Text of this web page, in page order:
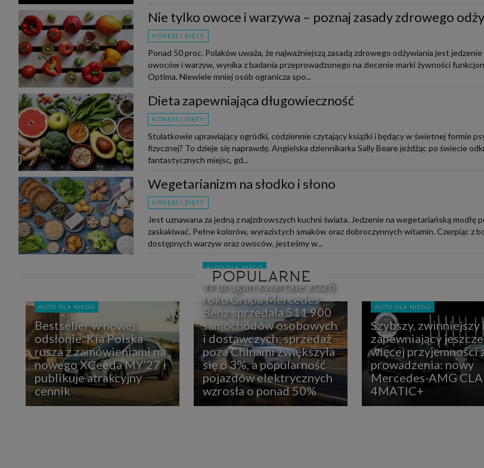
Nie tylko owoce i warzywa – poznaj zasady zdrowego
FITNESS I DIETY
Ponad 50 proc. Polaków uważa, że najważniejszą zasadą zdrowego odżywiania jest
owoców i warzyw, wynika z badania przeprowadzonego na zlecenie marki żywności
Optima. Niewiele mniej osób ogranicza spo...
Dieta zapewniająca długowieczność
FITNESS I DIETY
Stulatkowie uprawiający ogródki, codziennie czytający książki i będący w świetnej formie
fizycznej? To dzieje się naprawdę. Angielska dziennikarka Sally Beare jeżdżąc po świecie
fantastycznych miejsc, gd...
Wegetarianizm na słodko i słono
FITNESS I DIETY
Jest uznawana za jedną z najzdrowszych kuchni świata. Jedzenie na wegetariańską modłę
zaskakiwać. Pełne kolorów, wyrazistych smaków oraz dobroczynnych witamin. Czerpiąc z
dostępnych warzyw oraz owoców, jesteśmy w...
POPULARNE
AUTO DLA NIEGO
Bestseller w nowej
odsłonie. Kia Polska
rusza z zamówieniami na
nowego XCeeda MY’27 i
publikuje atrakcyjny
cennik
AUTO DLA NIEGO
W drugim kwartale 2026
roku Grupa Mercedes-
Benz sprzedała 511 900
samochodów osobowych
i dostawczych; sprzedaż
poza Chinami zwiększyła
się o 3%, a popularność
pojazdów elektrycznych
wzrosła o ponad 50%
AUTO DLA NIEGO
Szybszy, zwinniejszy i
zapewniający jeszcze
więcej przyjemności
prowadzenia: nowy
Mercedes-AMG
4MATIC+